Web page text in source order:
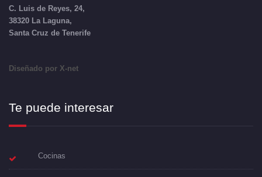
C. Luis de Reyes, 24,
38320 La Laguna,
Santa Cruz de Tenerife
Diseñado por X-net
Te puede interesar
Cocinas